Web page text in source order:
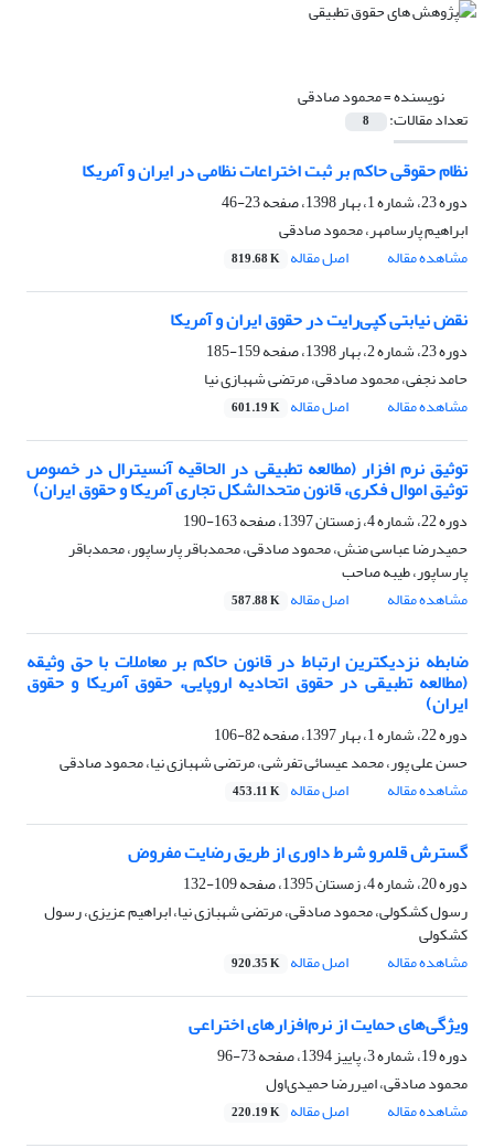
نویسنده =محمود صادقی
تعداد مقالات: 8
نظام حقوقی حاکم بر ثبت اختراعات نظامی در ایران و آمریکا
دوره 23، شماره 1، بهار 1398، صفحه
23-46
ابراهیم پارسامهر، محمود صادقی
مشاهده مقاله
اصل مقاله 819.68 K
نقض نیابتی کپی‌رایت در حقوق ایران و آمریکا
دوره 23، شماره 2، بهار 1398، صفحه
159-185
حامد نجفی، محمود صادقی، مرتضی شهبازی نیا
مشاهده مقاله
اصل مقاله 601.19 K
توثیق نرم افزار (مطالعه تطبیقی در الحاقیه آنسیترال در خصوص
توثیق اموال فکری، قانون متحدالشکل تجاری آمریکا و حقوق ایران)
دوره 22، شماره 4، زمستان 1397، صفحه
163-190
حمیدرضا عباسی منش، محمود صادقی، محمدباقر پارساپور، محمدباقر
پارساپور، طیبه صاحب
مشاهده مقاله
اصل مقاله 587.88 K
ضابطه نزدیکترین ارتباط در قانون حاکم بر معاملات با حق وثیقه
(مطالعه تطبیقی در حقوق اتحادیه اروپایی، حقوق آمریکا و حقوق
ایران)
دوره 22، شماره 1، بهار 1397، صفحه
82-106
حسن علی پور، محمد عیسائی تفرشی، مرتضی شهبازی نیا، محمود صادقی
مشاهده مقاله
اصل مقاله 453.11 K
گسترش قلمرو شرط داوری از طریق رضایت مفروض
دوره 20، شماره 4، زمستان 1395، صفحه
109-132
رسول کشکولی، محمود صادقی، مرتضی شهبازی نیا، ابراهیم عزیزی، رسول
کشکولی
مشاهده مقاله
اصل مقاله 920.35 K
ویژگی‌های حمایت از نرم‌افزارهای اختراعی
دوره 19، شماره 3، پاییز 1394، صفحه
73-96
محمود صادقی، امیررضا حمیدی‌اول
مشاهده مقاله
اصل مقاله 220.19 K